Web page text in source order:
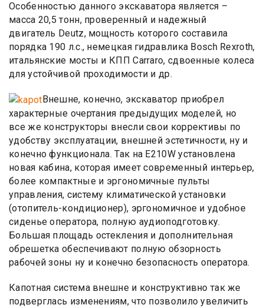
Особенностью данного экскаватора является –
масса 20,5 тонн, проверенный и надежный
двигатель Deutz, мощность которого составила
порядка 190 л.с., немецкая гидравлика Bosch Rexroth,
итальянские мосты и КПП Carraro, сдвоенные колеса
для устойчивой проходимости и др.
Внешне, конечно, экскаватор приобрел
характерные очертания предыдущих моделей, но
все же конструкторы внесли свои коррективы по
удобству эксплуатации, внешней эстетичности, ну и
конечно функционала. Так на E210W установлена
новая кабина, которая имеет современный интерьер,
более компактные и эргономичные пульты
управления, систему климатической установки
(отопитель-кондиционер), эргономичное и удобное
сиденье оператора, полную аудиоподготовку.
Большая площадь остекления и дополнительная
обрешетка обеспечивают полную обзорность
рабочей зоны ну и конечно безопасность оператора.
Капотная система внешне и конструктивно так же
подверглась изменениям, что позволило увеличить